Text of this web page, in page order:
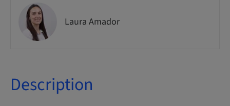
Laura Amador
Description